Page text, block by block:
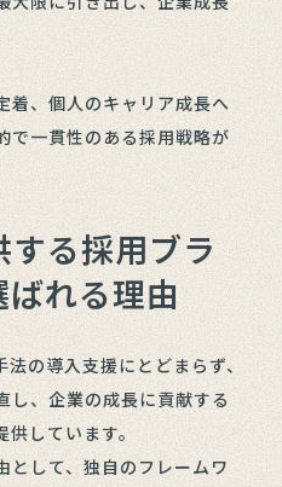
着、個人のキャリア成長へ
で一貫性のある採用戦略が
る採用ブラ
れる理由
の導入支援にとどまらず、
し、企業の成長に貢献する
供しています。
として、独自のフレームワ